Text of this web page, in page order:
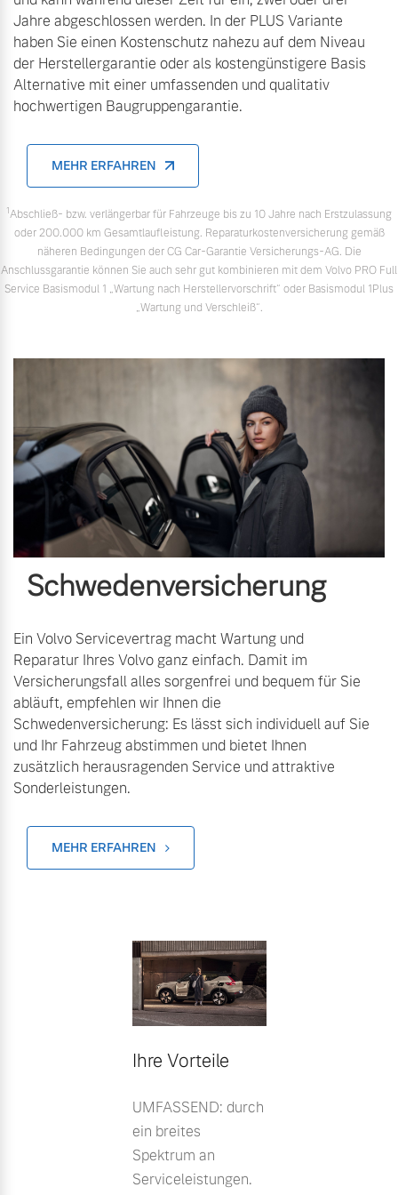
Mehr erfahren
Finanzierung & Leasing
Versicherung
Jahre abgeschlossen werden. In der PLUS Variante
haben Sie einen Kostenschutz nahezu auf dem Niveau
der Herstellergarantie oder als kostengünstigere Basis
Alternative mit einer umfassenden und qualitativ
hochwertigen Baugruppengarantie.
MEHR ERFAHREN
1Abschließ- bzw. verlängerbar für Fahrzeuge bis zu 10 Jahre nach Erstzulassung
oder 200.000 km Gesamtlaufleistung. Reparaturkostenversicherung gemäß
näheren Bedingungen der CG Car-Garantie Versicherungs-AG. Die
Anschlussgarantie können Sie auch sehr gut kombinieren mit dem Volvo PRO Full
Service Basismodul 1 „Wartung nach Herstellervorschrift“ oder Basismodul 1Plus
„Wartung und Verschleiß“.
Schwedenversicherung
Ein Volvo Servicevertrag macht Wartung und
Reparatur Ihres Volvo ganz einfach. Damit im
Versicherungsfall alles sorgenfrei und bequem für Sie
abläuft, empfehlen wir Ihnen die
Schwedenversicherung: Es lässt sich individuell auf Sie
und Ihr Fahrzeug abstimmen und bietet Ihnen
zusätzlich herausragenden Service und attraktive
Sonderleistungen.
MEHR ERFAHREN
Ihre Vorteile
UMFASSEND: durch
ein breites
Spektrum an
Serviceleistungen.